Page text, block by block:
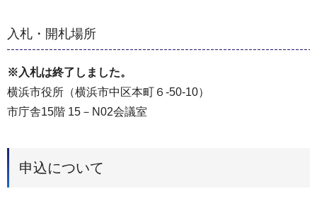
入札・開札場所
※入札は終了しました。
横浜市役所（横浜市中区本町６-50-10）
市庁舎15階 15－N02会議室
申込について